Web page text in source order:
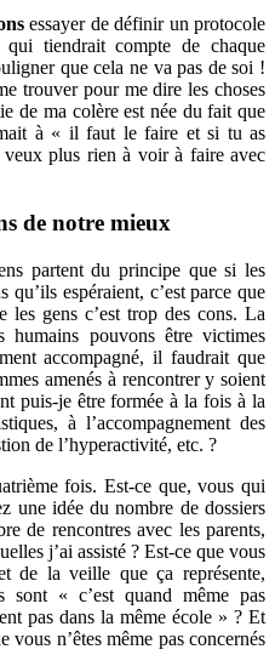
essayer de définir un protocole
tiendrait compte de chaque
que cela ne va pas de soi !
trouver pour me dire les choses
de ma colère est née du fait que
à « il faut le faire et si tu as
plus rien à voir à faire avec
de notre mieux
partent du principe que si les
qu’ils espéraient, c’est parce que
les gens c’est trop des cons. La
pouvons être victimes
accompagné, il faudrait que
amenés à rencontrer y soient
puis-je être formée à la fois à la
à l’accompagnement des
de l’hyperactivité, etc. ?
fois. Est-ce que, vous qui
une idée du nombre de dossiers
de rencontres avec les parents,
j’ai assisté ? Est-ce que vous
de la veille que ça représente,
sont « c’est quand même pas
pas dans la même école » ? Et
vous n’êtes même pas concernés